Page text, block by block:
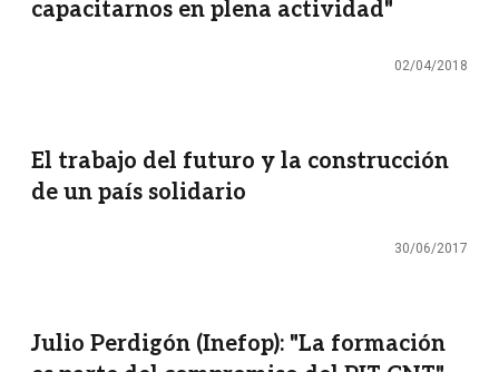
capacitarnos en plena actividad"
02/04/2018
El trabajo del futuro y la construcción
de un país solidario
30/06/2017
Julio Perdigón (Inefop): "La formación